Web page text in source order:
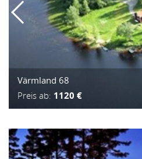
Värmland 68
Preis ab: 1120 €